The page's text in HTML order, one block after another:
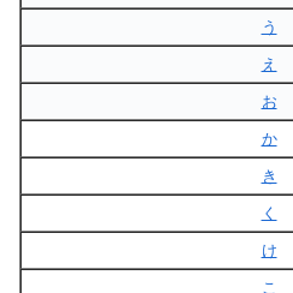
う
え
お
か
き
く
け
こ